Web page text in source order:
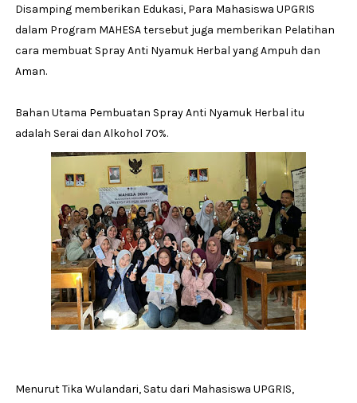
Disamping memberikan Edukasi, Para Mahasiswa UPGRIS
dalam Program MAHESA tersebut juga memberikan Pelatihan
cara membuat Spray Anti Nyamuk Herbal yang Ampuh dan
Aman.
Bahan Utama Pembuatan Spray Anti Nyamuk Herbal itu
adalah Serai dan Alkohol 70%.
Menurut Tika Wulandari, Satu dari Mahasiswa UPGRIS,